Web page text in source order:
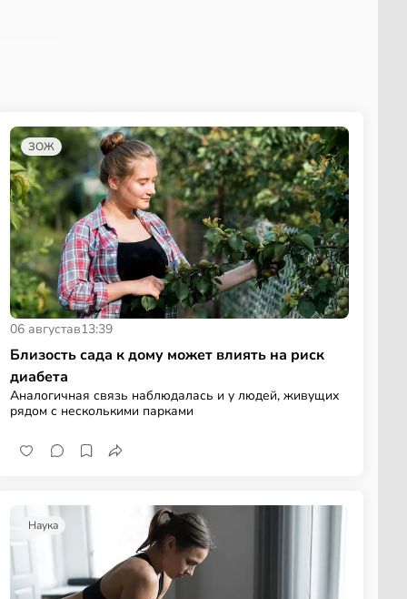
ЗОЖ
06 августав13:39
Близость сада к дому может влиять на риск
диабета
Аналогичная связь наблюдалась и у людей, живущих
рядом с несколькими парками
Наука